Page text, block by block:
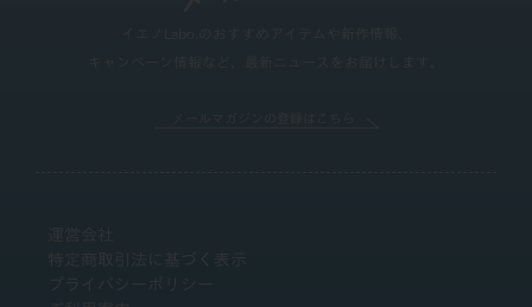
運営会社
特定商取引法に基づく表示
プライバシーポリシー